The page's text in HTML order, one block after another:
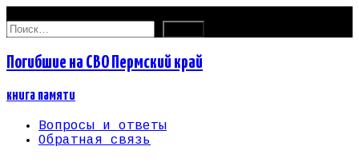
Найти:
Погибшие на СВО Пермский край
книга памяти
Вопросы и ответы
Обратная связь